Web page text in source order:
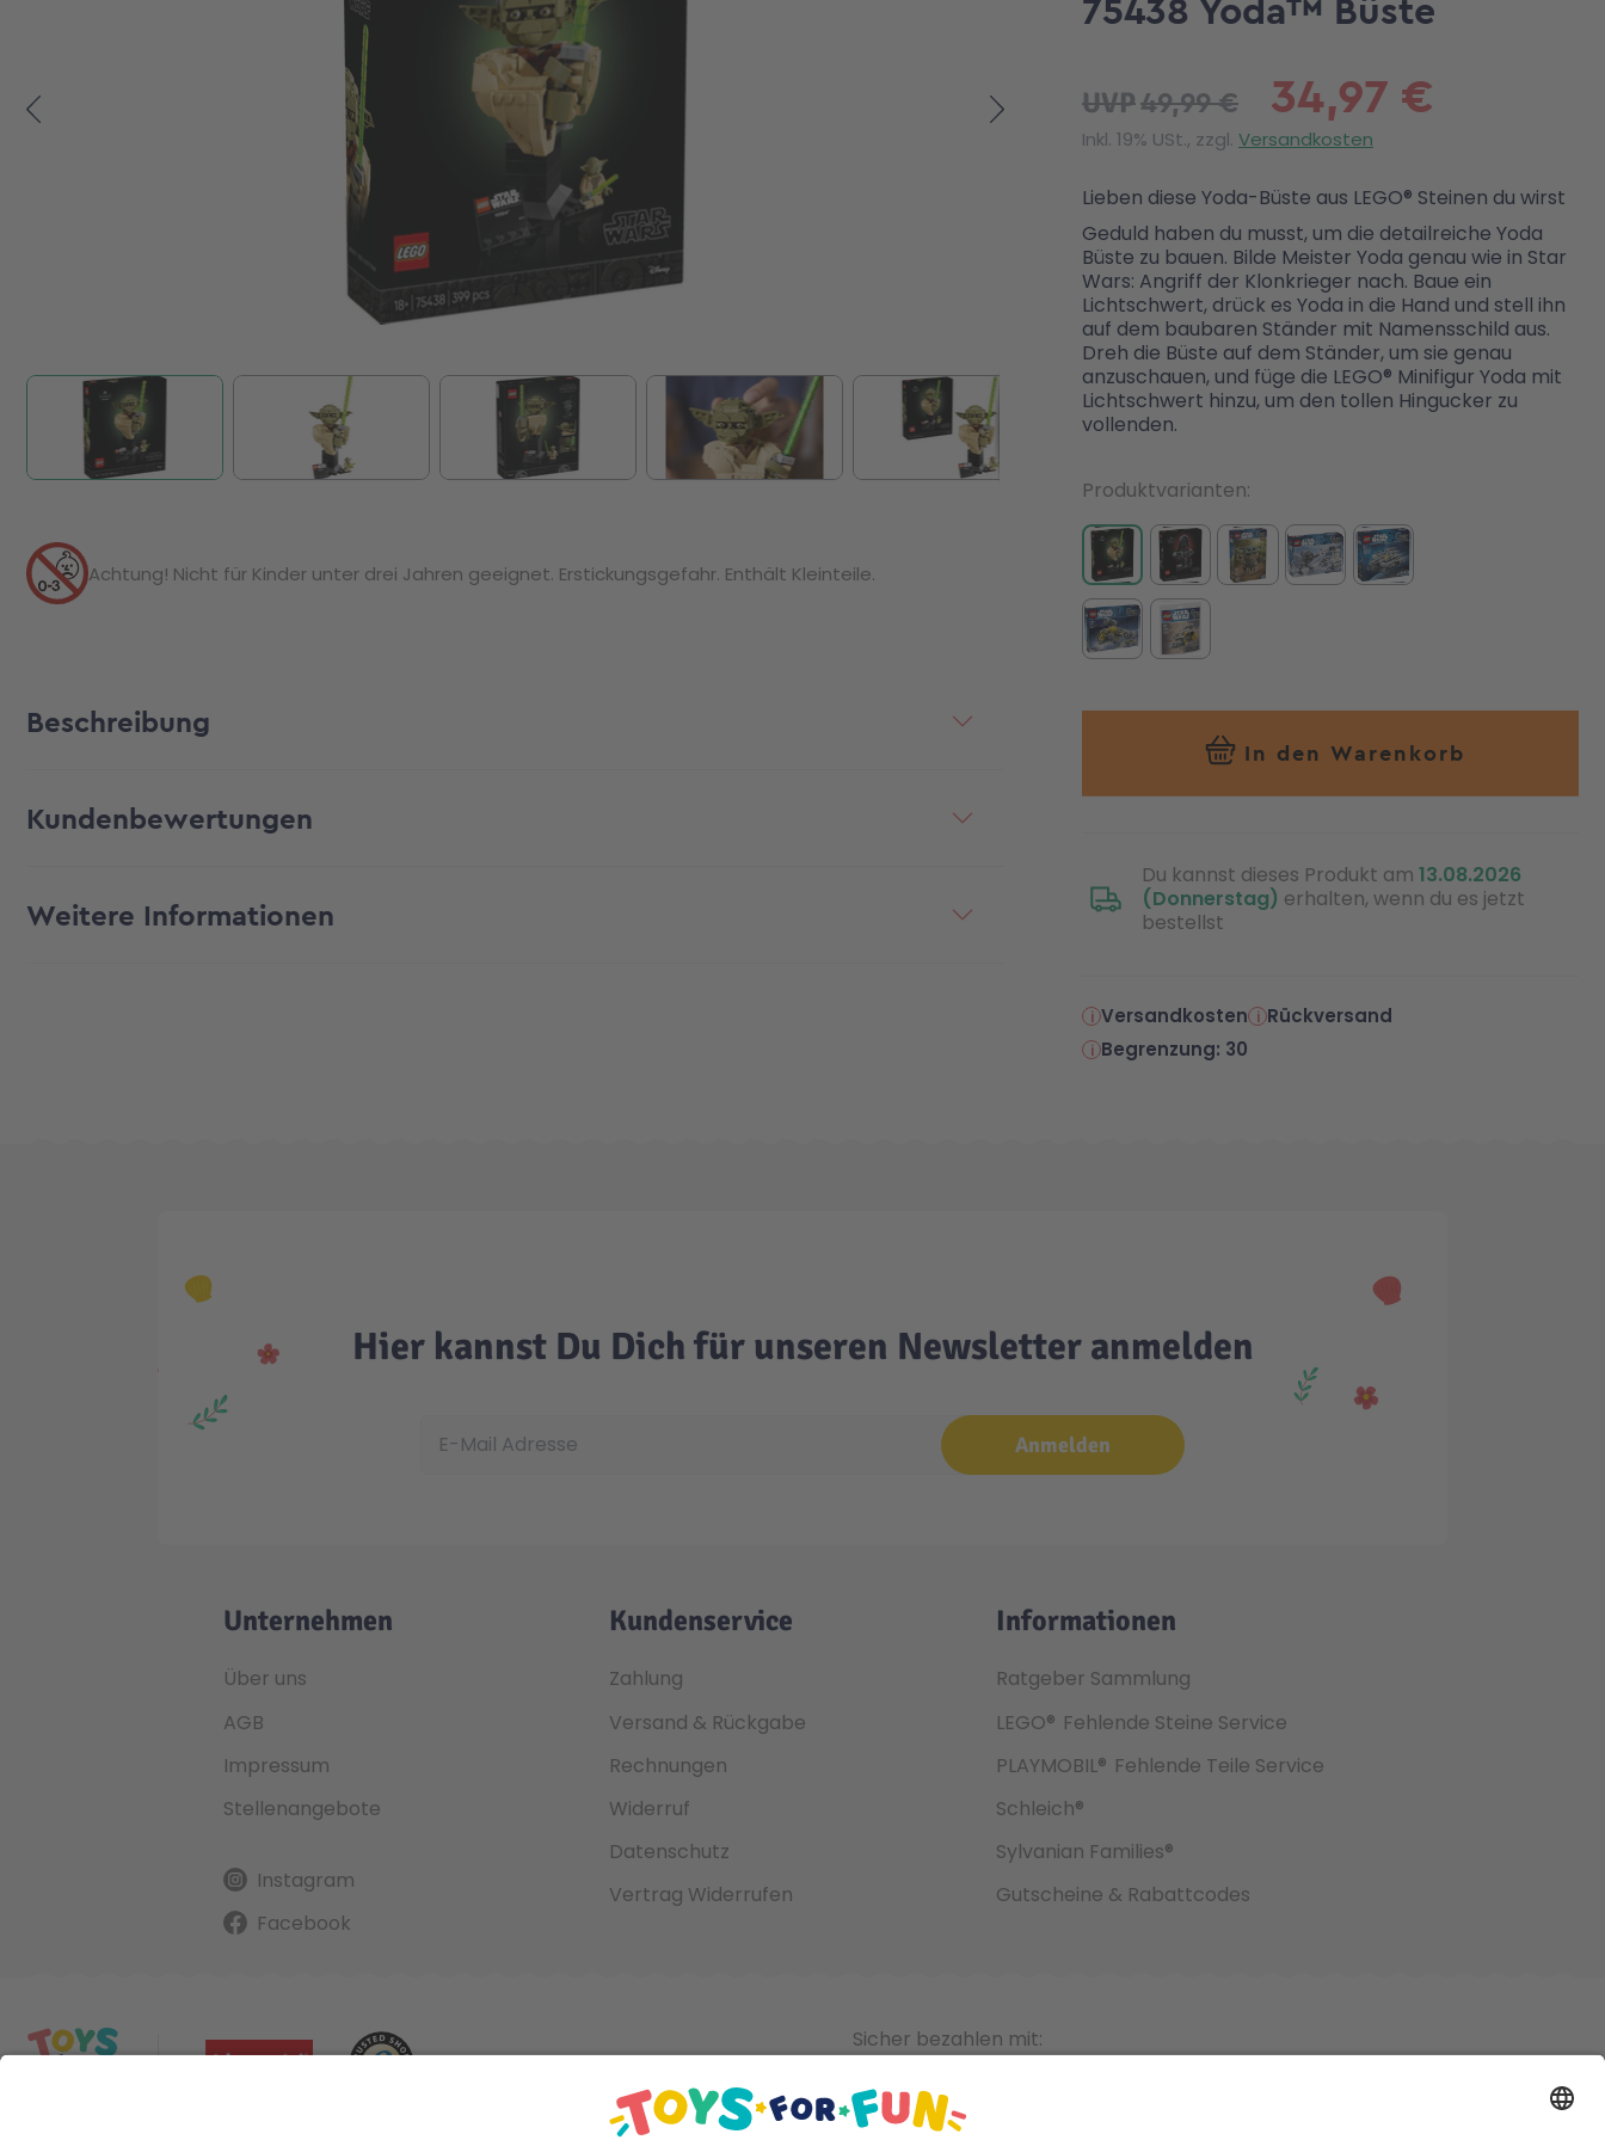
75438 Yoda™ Büste
34,97 €
UVP49,99 €
Inkl. 19% USt., zzgl. Versandkosten
Lieben diese Yoda-Büste aus LEGO® Steinen du wirst
Geduld haben du musst, um die detailreiche Yoda
Büste zu bauen. Bilde Meister Yoda genau wie in Star
Wars: Angriff der Klonkrieger nach. Baue ein
Lichtschwert, drück es Yoda in die Hand und stell ihn
auf dem baubaren Ständer mit Namensschild aus.
Dreh die Büste auf dem Ständer, um sie genau
anzuschauen, und füge die LEGO® Minifigur Yoda mit
Lichtschwert hinzu, um den tollen Hingucker zu
vollenden.
In den Warenkorb
Du kannst dieses Produkt am 13.08.2026
(Donnerstag) erhalten, wenn du es jetzt
bestellst
Produktvarianten
Versandkosten
Rückversand
Begrenzung: 30
Achtung! Nicht für Kinder unter drei Jahren geeignet. Erstickungsgefahr. Enthält Kleinteile.
Beschreibung
Kundenbewertungen
Weitere Informationen
Hier kannst Du Dich für unseren Newsletter anmelden
Anmelden
Unternehmen
Über uns
AGB
Impressum
Stellenangebote
Instagram
Facebook
Kundenservice
Zahlung
Versand & Rückgabe
Rechnungen
Widerruf
Datenschutz
Vertrag Widerrufen
Informationen
Ratgeber Sammlung
LEGO® Fehlende Steine Service
PLAYMOBIL® Fehlende Teile Service
Schleich®
Sylvanian Families®
Gutscheine & Rabattcodes
Sicher bezahlen mit: